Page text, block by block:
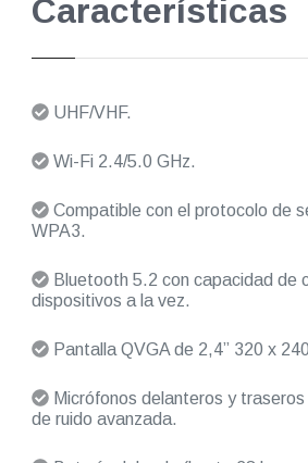
Características
UHF/VHF.
Wi-Fi 2.4/5.0 GHz.
Compatible con el protocolo de
WPA3.
Bluetooth 5.2 con capacidad de
dispositivos a la vez.
Pantalla QVGA de 2,4” 320 x
Micrófonos delanteros y traseros
de ruido avanzada.